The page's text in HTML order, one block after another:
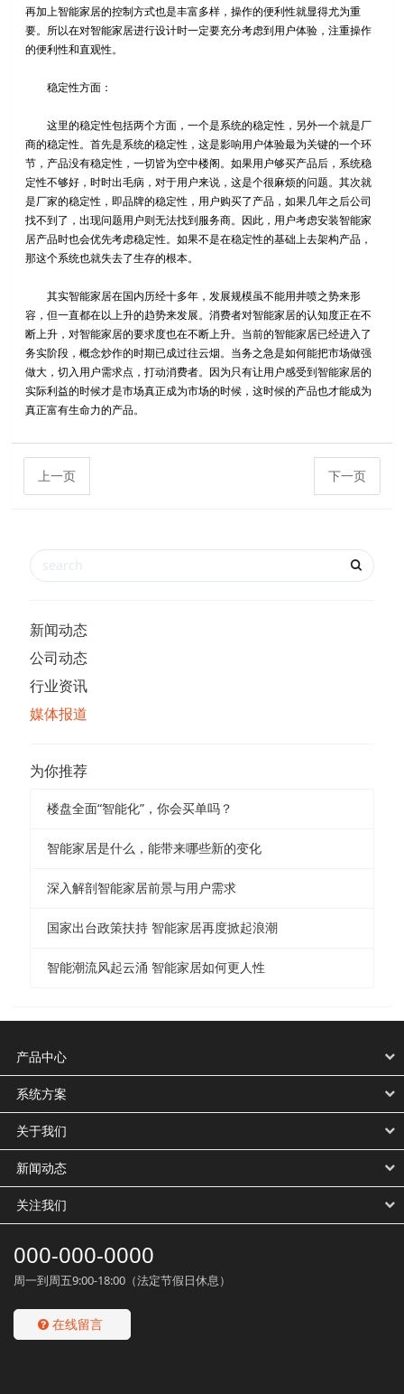
再加上智能家居的控制方式也是丰富多样，操作的便利性就显得尤为重
要。所以在对智能家居进行设计时一定要充分考虑到用户体验，注重操作
的便利性和直观性。
稳定性方面：
这里的稳定性包括两个方面，一个是系统的稳定性，另外一个就是厂
商的稳定性。首先是系统的稳定性，这是影响用户体验最为关键的一个环
节，产品没有稳定性，一切皆为空中楼阁。如果用户够买产品后，系统稳
定性不够好，时时出毛病，对于用户来说，这是个很麻烦的问题。其次就
是厂家的稳定性，即品牌的稳定性，用户购买了产品，如果几年之后公司
找不到了，出现问题用户则无法找到服务商。因此，用户考虑安装智能家
居产品时也会优先考虑稳定性。如果不是在稳定性的基础上去架构产品，
那这个系统也就失去了生存的根本。
其实智能家居在国内历经十多年，发展规模虽不能用井喷之势来形
容，但一直都在以上升的趋势来发展。消费者对智能家居的认知度正在不
断上升，对智能家居的要求度也在不断上升。当前的智能家居已经进入了
务实阶段，概念炒作的时期已成过往云烟。当务之急是如何能把市场做强
做大，切入用户需求点，打动消费者。因为只有让用户感受到智能家居的
实际利益的时候才是市场真正成为市场的时候，这时候的产品也才能成为
真正富有生命力的产品。
上一页 下一页
新闻动态
公司动态
行业资讯
媒体报道
为你推荐
楼盘全面“智能化”，你会买单吗？
智能家居是什么，能带来哪些新的变化
深入解剖智能家居前景与用户需求
国家出台政策扶持 智能家居再度掀起浪潮
智能潮流风起云涌 智能家居如何更人性
产品中心
系统方案
关于我们
新闻动态
关注我们
000-000-0000
周一到周五9:00-18:00（法定节假日休息）
在线留言